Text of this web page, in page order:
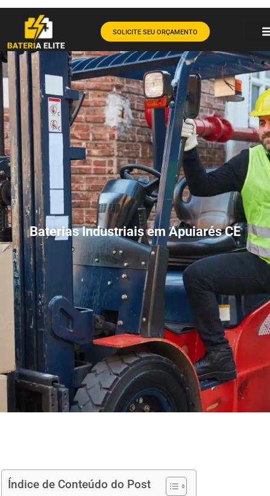
SOLICITE SEU ORÇAMENTO
Baterias Industriais em Apuiarés CE
Índice de Conteúdo do Post